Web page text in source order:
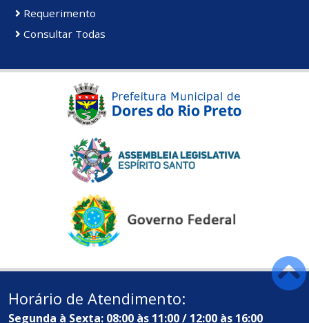
Requerimento
Consultar Todas
Horário de Atendimento:
Segunda à Sexta: 08:00 às 11:00 / 12:00 às 16:00